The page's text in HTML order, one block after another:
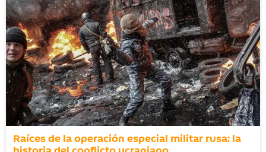
Raíces de la operación especial militar rusa: la